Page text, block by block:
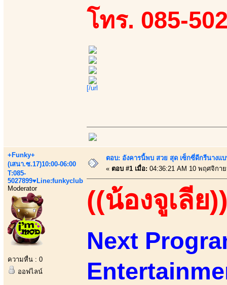
โทร. 085-
[/url
+Funky+
(เสนา.ซ.17)10:00-06:00
T:085-
5027899♥Line:funkyclub
Moderator
ความหื่น : 0
ออฟไลน์
ตอบ: อังคารนี้พบ สวย สุด เซ็กซี่ดีกรีนางแ
« ตอบ #1 เมื่อ: 04:36:21 AM 10 พฤศจิกา
((น้องจูเลีย
Next